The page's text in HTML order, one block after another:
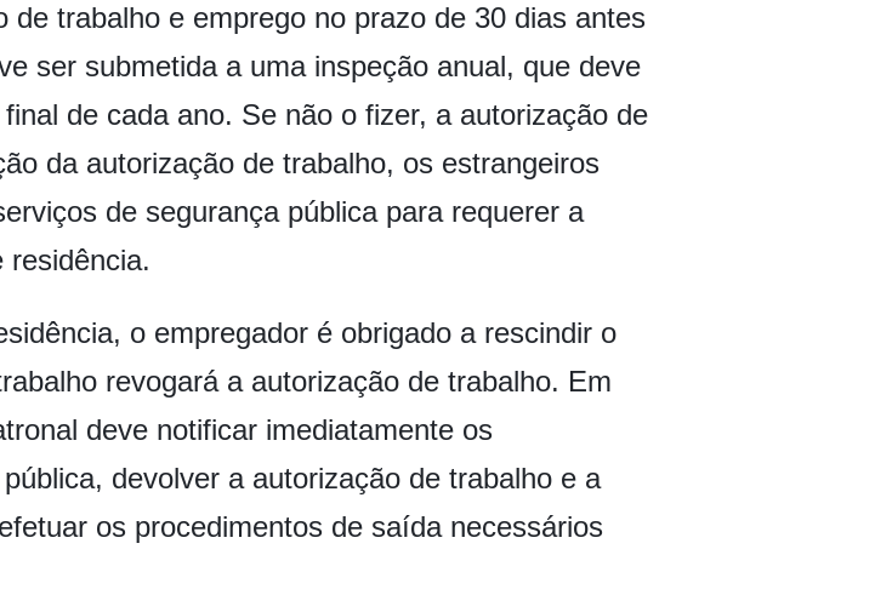
trabalho e emprego no prazo de 30 dias antes
ser submetida a uma inspeção anual, que deve
de cada ano. Se não o fizer, a autorização de
da autorização de trabalho, os estrangeiros
de segurança pública para requerer a
residência.
o empregador é obrigado a rescindir o
revogará a autorização de trabalho. Em
deve notificar imediatamente os
devolver a autorização de trabalho e a
os procedimentos de saída necessários